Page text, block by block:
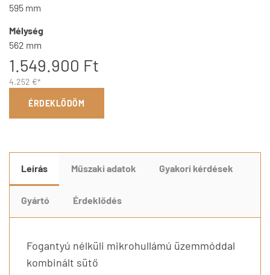
595 mm
Mélység
562 mm
1.549.900 Ft
4.252 €*
ÉRDEKLŐDÖM
Leírás Műszaki adatok Gyakori kérdések
Gyártó Érdeklődés
Fogantyú nélküli mikrohullámú üzemmóddal
kombinált sütő